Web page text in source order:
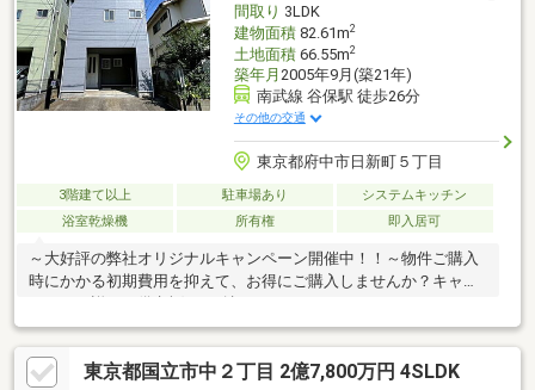
間取り 3LDK
建物面積82.61m2
土地面積66.55m2
築年月 2005年9月(築21年)
南武線 谷保駅 徒歩26分
その他の交通
東京都府中市日新町５丁目
3階建て以上 駐車場あり
システムキッチン
浴室乾燥機
所有権 即入居可
～大好評の弊社オリジナルキャンペーン開催中！！～物件ご購入
時にかかる初期費用を抑えて、お得にご購入しませんか？キャン
東京都国立市中２丁目 2億7,800万円 4SLDK